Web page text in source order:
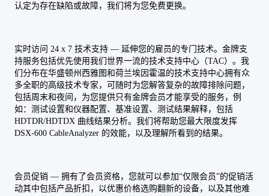
认定为存在缺陷或故障，我们将为您免费更换。
实时访问 24 x 7 技术支持 — 延伸您的雇员的专门技术。金牌支
持服务包括优先使用我们世界一流的技术支持中心（TAC）。我
们分布在华盛顿州西雅图和荷兰埃因霍温的技术支持中心拥有众
多全职的高级技术专家，可随时为您解答复杂的故障排除问题，
包括周末和夜间，为您提供只有金牌会员才能享受的服务，例
如：测试设置和仪器配置、基准设置、测试结果解释，包括
HDTDR/HDTDX 曲线结果分析。我们将帮助您最大限度发挥
DSX-600 CableAnalyzer 的效能，以及理解所看到的结果。
会员促销 — 拥有了会员资格，您就可以参加“仅限会员”的促销活
动其中包括产品折扣，以优惠价格选购翻新的设备，以及其他难